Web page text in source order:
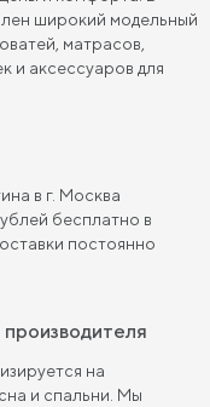
широкий модельный
матрасов,
и аксессуаров для
в г. Москва
бесплатно в
постоянно
производителя
на
и спальни. Мы